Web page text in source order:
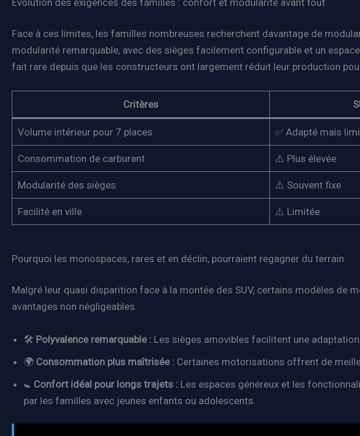
Face à ces limites, les familles nombreuses recherchent davantage de
modularité remarquable, avec des sièges facilement configurable et un
fait rare depuis que les constructeurs ont largement réduit leur production
Critères
Volume intérieur pour 7 places ✅ Adapté mais
Consommation de carburant ⚠️ Plus élevée
Modularité des sièges ⚠️ Souvent fixe
Facilité en ville ⚠️ Limitée
Pourquoi les monospaces, rares et en déclin, pourraient regagner du terrain
Malgré leur quasi disparition face à la montée des SUV, certains modèles de
avantages non négligeables.
🛠️ Polyvalence remarquable : Les sièges amovibles facilitent une
🌍 Consommation plus maîtrisée : Certaines motorisations offrent de
🚼 Confort idéal pour longs trajets : Les espaces généreux et les
par les familles avec jeunes enfants ou adolescents.